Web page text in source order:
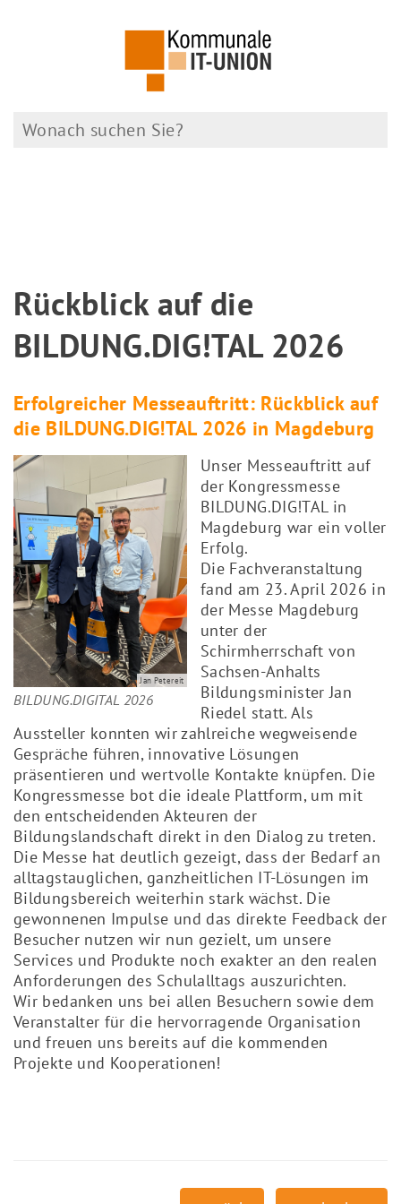
Rückblick auf die
BILDUNG.DIG!TAL 2026
Erfolgreicher Messeauftritt: Rückblick auf
die BILDUNG.DIG!TAL 2026 in Magdeburg
Jan Petereit
BILDUNG.DIGITAL 2026
Unser Messeauftritt auf
der Kongressmesse
BILDUNG.DIG!TAL in
Magdeburg war ein voller
Erfolg.
Die Fachveranstaltung
fand am 23. April 2026 in
der Messe Magdeburg
unter der
Schirmherrschaft von
Sachsen-Anhalts
Bildungsminister Jan
Riedel statt. Als
Aussteller konnten wir zahlreiche wegweisende
Gespräche führen, innovative Lösungen
präsentieren und wertvolle Kontakte knüpfen. Die
Kongressmesse bot die ideale Plattform, um mit
den entscheidenden Akteuren der
Bildungslandschaft direkt in den Dialog zu treten.
Die Messe hat deutlich gezeigt, dass der Bedarf an
alltagstauglichen, ganzheitlichen IT-Lösungen im
Bildungsbereich weiterhin stark wächst. Die
gewonnenen Impulse und das direkte Feedback der
Besucher nutzen wir nun gezielt, um unsere
Services und Produkte noch exakter an den realen
Anforderungen des Schulalltags auszurichten.
Wir bedanken uns bei allen Besuchern sowie dem
Veranstalter für die hervorragende Organisation
und freuen uns bereits auf die kommenden
Projekte und Kooperationen!